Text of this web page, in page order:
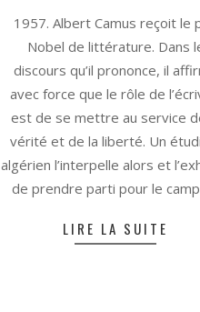
06-1957. Albert Camus reçoit le
Nobel de littérature. Dans
discours qu’il prononce, il
avec force que le rôle de
est de se mettre au service
vérité et de la liberté. Un
algérien l’interpelle alors et
de prendre parti pour le
LIRE LA SUITE